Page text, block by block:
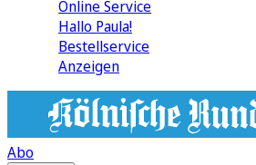
Online Service
Hallo Paula!
Bestellservice
Anzeigen
Abo